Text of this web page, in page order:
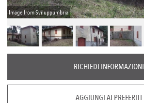
Image from Sviluppumbria
RICHIEDI INFORMAZIONI
AGGIUNGI AI PREFERITI